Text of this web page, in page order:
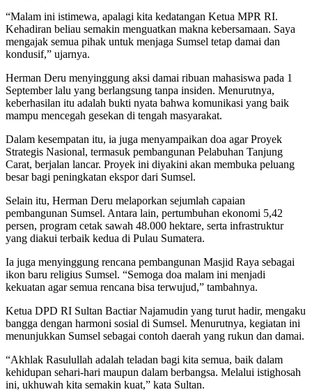
“Malam ini istimewa, apalagi kita kedatangan Ketua MPR RI.
Kehadiran beliau semakin menguatkan makna kebersamaan. Saya
mengajak semua pihak untuk menjaga Sumsel tetap damai dan
kondusif,” ujarnya.
Herman Deru menyinggung aksi damai ribuan mahasiswa pada 1
September lalu yang berlangsung tanpa insiden. Menurutnya,
keberhasilan itu adalah bukti nyata bahwa komunikasi yang baik
mampu mencegah gesekan di tengah masyarakat.
Dalam kesempatan itu, ia juga menyampaikan doa agar Proyek
Strategis Nasional, termasuk pembangunan Pelabuhan Tanjung
Carat, berjalan lancar. Proyek ini diyakini akan membuka peluang
besar bagi peningkatan ekspor dari Sumsel.
Selain itu, Herman Deru melaporkan sejumlah capaian
pembangunan Sumsel. Antara lain, pertumbuhan ekonomi 5,42
persen, program cetak sawah 48.000 hektare, serta infrastruktur
yang diakui terbaik kedua di Pulau Sumatera.
Ia juga menyinggung rencana pembangunan Masjid Raya sebagai
ikon baru religius Sumsel. “Semoga doa malam ini menjadi
kekuatan agar semua rencana bisa terwujud,” tambahnya.
Ketua DPD RI Sultan Bactiar Najamudin yang turut hadir, mengaku
bangga dengan harmoni sosial di Sumsel. Menurutnya, kegiatan ini
menunjukkan Sumsel sebagai contoh daerah yang rukun dan damai.
“Akhlak Rasulullah adalah teladan bagi kita semua, baik dalam
kehidupan sehari-hari maupun dalam berbangsa. Melalui istighosah
ini, ukhuwah kita semakin kuat,” kata Sultan.